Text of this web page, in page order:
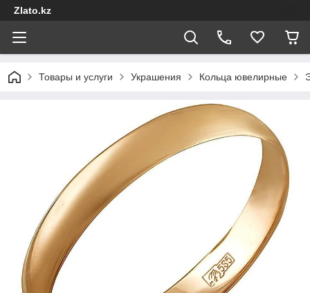
Zlato.kz
Товары и услуги Украшения Кольца ювелирные